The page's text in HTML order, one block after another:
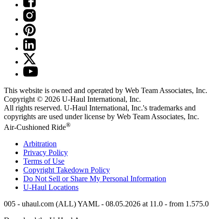
This website is owned and operated by Web Team Associates, Inc.
Copyright © 2026 U-Haul International, Inc.
All rights reserved. U-Haul International, Inc.'s trademarks and
copyrights are used under license by Web Team Associates, Inc.
Air-Cushioned Ride®
Arbitration
Privacy Policy
Terms of Use
Copyright Takedown Policy
Do Not Sell or Share My Personal Information
U-Haul Locations
005 - uhaul.com (ALL) YAML - 08.05.2026 at 11.0 - from 1.575.0